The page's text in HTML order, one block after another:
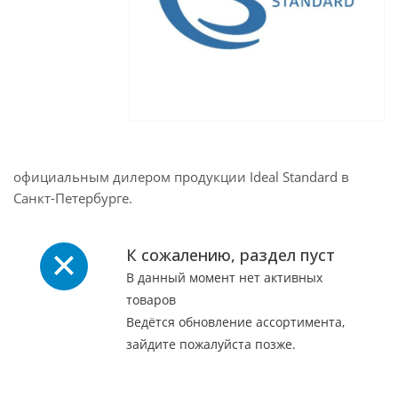
официальным дилером продукции Ideal Standard в
Санкт-Петербурге.
К сожалению, раздел пуст
В данный момент нет активных
товаров
Ведётся обновление ассортимента,
зайдите пожалуйста позже.